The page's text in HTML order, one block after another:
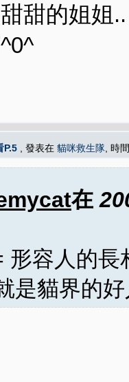
甜的姐姐..
P.5 , 發表在 貓咪救生隊 , 時
在
形容人的
是貓界的